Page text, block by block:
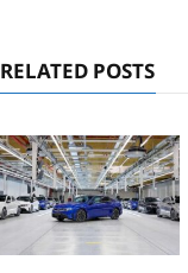
RELATED POSTS